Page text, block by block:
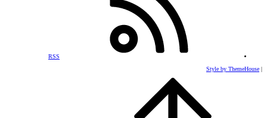
RSS
|
Style by ThemeHouse